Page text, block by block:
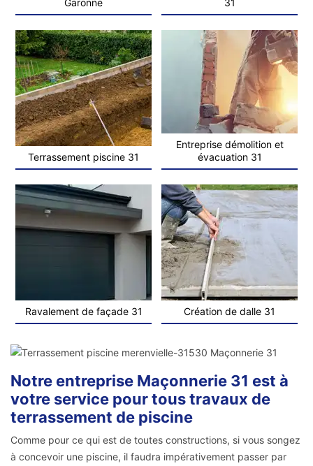
Terrassement piscine 31
Entreprise démolition et
évacuation 31
Ravalement de façade 31 Création de dalle 31
Notre entreprise Maçonnerie 31 est à
votre service pour tous travaux de
terrassement de piscine
Comme pour ce qui est de toutes constructions, si vous songez
à concevoir une piscine, il faudra impérativement passer par